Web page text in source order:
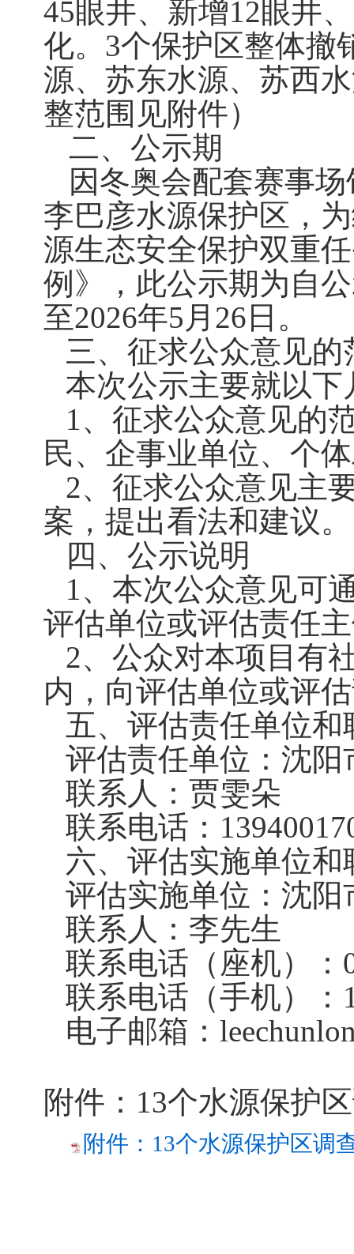
45眼井、新增12眼井
化。3个保护区整体撤
源、苏东水源、苏西
整范围见附件）
二、公示期
因冬奥会配套赛事
李巴彦水源保护区，
源生态安全保护双重
例》，此公示期为自
至2026年5月26日。
三、征求公众意见
本次公示主要就以
1、征求公众意见的
民、企事业单位、个
2、征求公众意见主
案，提出看法和建议。
四、公示说明
1、本次公众意见可
评估单位或评估责任
2、公众对本项目有
内，向评估单位或评
五、评估责任单位和
评估责任单位：沈阳
联系人：贾雯朵
联系电话：
六、评估实施单位和
评估实施单位：沈
联系人：李先生
联系电话（座机）：
联系电话（手机）：
电子邮箱：
附件： 13个水源保护
附件：13个水源保护区调